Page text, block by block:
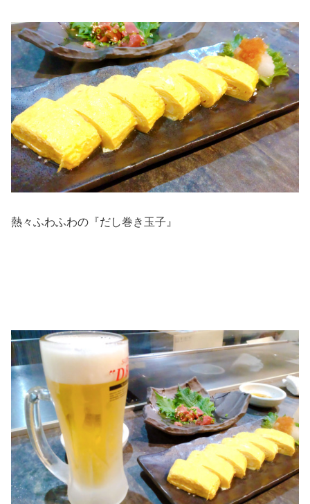
熱々ふわふわの『だし巻き玉子』